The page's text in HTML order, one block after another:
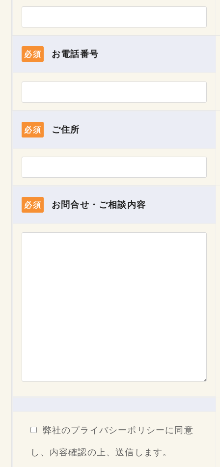
必須 お電話番号
必須 ご住所
必須 お問合せ・ご相談内容
弊社のプライバシーポリシーに同意
し、内容確認の上、送信します。